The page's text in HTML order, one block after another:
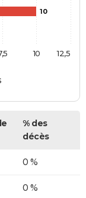
10
10 12,5
% des
décès
0 %
0 %